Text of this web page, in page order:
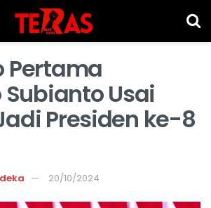
Pertama
Usai
Presiden ke-8
20/10/2024